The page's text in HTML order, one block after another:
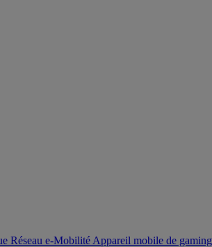
Réseau e-Mobilité Appareil mobile de gaming